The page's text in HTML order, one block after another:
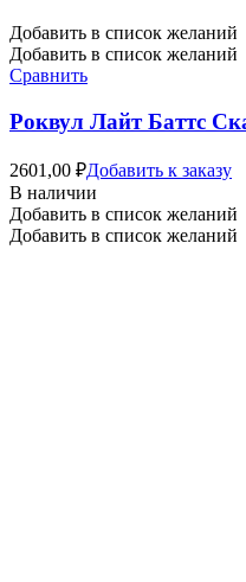
Добавить в список желаний
Добавить в список желаний
Сравнить
Роквул Лайт Баттс
2601,00 ₽Добавить к заказу
В наличии
Добавить в список желаний
Добавить в список желаний